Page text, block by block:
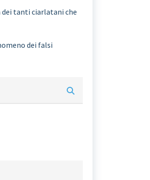
tanti ciarlatani che
dei falsi